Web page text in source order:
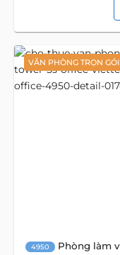
VĂN PHÒNG TRỌN GÓI
4950 Phòng làm